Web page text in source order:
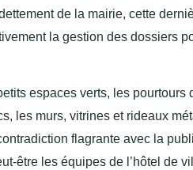
de la mairie, cette
la gestion des dossiers
espaces verts, les pourtours
les murs, vitrines et rideaux
flagrante avec la
être les équipes de l’hôtel de